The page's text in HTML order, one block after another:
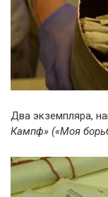
Два экземпляра,
Кампф» («Моя